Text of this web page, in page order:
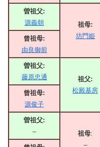
曽祖父:
源義朝
祖母:
坊門姫
曾祖母:
由良御前
曽祖父:
藤原忠通
祖父:
松殿基房
曾祖母:
源俊子
曽祖父:
–
祖母:
–